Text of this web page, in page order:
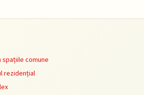
spațiile comune
rezidențial